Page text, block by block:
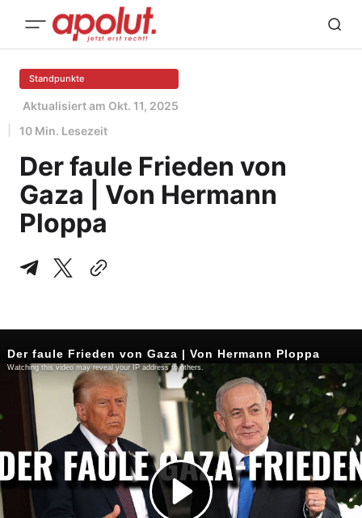
Standpunkte
Aktualisiert am Okt. 11, 2025
10 Min. Lesezeit
Der faule Frieden von
Gaza | Von Hermann
Ploppa